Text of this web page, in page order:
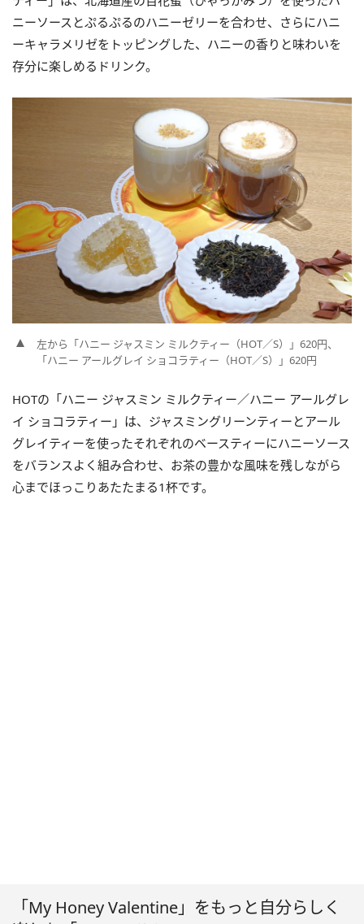
ニーソースとぷるぷるのハニーゼリーを合わせ、さらにハニ
ーキャラメリゼをトッピングした、ハニーの香りと味わいを
存分に楽しめるドリンク。
左から「ハニー ジャスミン ミルクティー（HOT／S）」620円、
「ハニー アールグレイ ショコラティー（HOT／S）」620円
HOTの「ハニー ジャスミン ミルクティー／ハニー アールグレ
イ ショコラティー」は、ジャスミングリーンティーとアール
グレイティーを使ったそれぞれのベースティーにハニーソース
をバランスよく組み合わせ、お茶の豊かな風味を残しながら
心までほっこりあたたまる1杯です。
「My Honey Valentine」をもっと自分らしく